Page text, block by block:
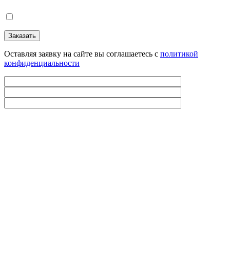
Оставляя заявку на сайте вы соглашаетесь с политикой
конфиденциальности